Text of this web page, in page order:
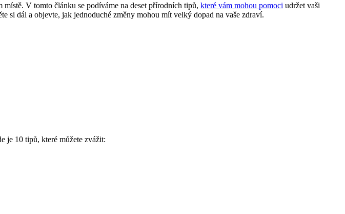
V tomto článku se podíváme na deset přírodních tipů, které vám mohou pomoci udržet vaši
si dál a objevte, jak jednoduché změny mohou mít velký dopad na vaše zdraví.
je 10 tipů, které můžete zvážit: